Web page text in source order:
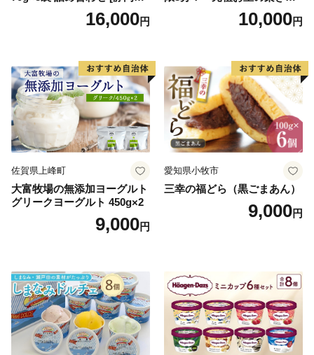
勢丹(松浦食品) 静岡県 吉田町
22424274] 芋ケンピ セット
16,000円
とんモンブラン」 【未来の
ご褒美】スイーツ 栗 モンブ
子 菓子 F4N-2298
10,000円
佐賀県上峰町
大富牧場の無添加ヨーグルト
グリークヨーグルト 450g×2
9,000円
愛知県小牧市
三幸の福どら（黒ごまあん）
9,000円